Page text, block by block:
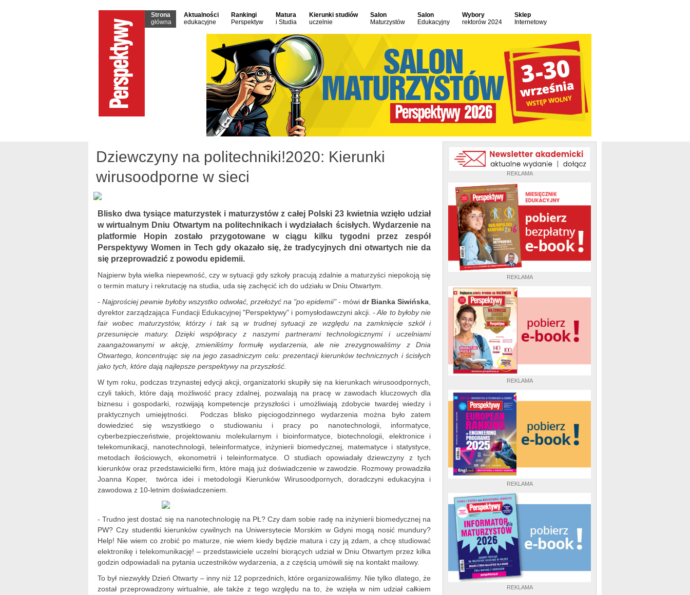
Strona
główna
Aktualności
edukacyjne
Rankingi
Perspektyw
Matura
i Studia
Kierunki studiów
uczelnie
Salon
Maturzystów
Salon
Edukacyjny
Wybory
rektorów 2024
Sklep
Internetowy
REKLAMA
REKLAMA
REKLAMA
REKLAMA
REKLAMA
Dziewczyny na politechniki!2020: Kierunki
wirusoodporne w sieci
Blisko dwa tysiące maturzystek i maturzystów z całej Polski 23 kwietnia wzięło udział
w wirtualnym Dniu Otwartym na politechnikach i wydziałach ścisłych. Wydarzenie na
platformie Hopin zostało przygotowane w ciągu kilku tygodni przez zespół
Perspektywy Women in Tech gdy okazało się, że tradycyjnych dni otwartych nie da
się przeprowadzić z powodu epidemii.
Najpierw była wielka niepewność, czy w sytuacji gdy szkoły pracują zdalnie a maturzyści niepokoją się
o termin matury i rekrutację na studia, uda się zachęcić ich do udziału w Dniu Otwartym.
- Najprościej pewnie byłoby wszystko odwołać, przełożyć na "po epidemii"- mówi dr Bianka Siwińska
dyrektor zarządzająca Fundacji Edukacyjnej "Perspektywy" i pomysłodawczyni akcji. - Ale to byłoby nie
fair wobec maturzystów, którzy i tak są w trudnej sytuacji ze względu na zamknięcie szkół i
przesunięcie matury. Dzięki współpracy z naszymi partnerami technologicznymi i uczelniami
zaangażowanymi w akcję, zmieniliśmy formułę wydarzenia, ale nie zrezygnowaliśmy z Dnia
Otwartego, koncentrując się na jego zasadniczym celu: prezentacji kierunków technicznych i ścisłych
jako tych, które dają najlepsze perspektywy na przyszłość.
W tym roku, podczas trzynastej edycji akcji, organizatorki skupiły się na kierunkach wirusoodpornych,
czyli takich, które dają możliwość pracy zdalnej, pozwalają na pracę w zawodach kluczowych dla
biznesu i gospodarki, rozwijają kompetencje przyszłości i umożliwiają zdobycie twardej wiedzy i
praktycznych umiejętności. Podczas blisko pięciogodzinnego wydarzenia można było zatem
dowiedzieć się wszystkiego o studiowaniu i pracy po nanotechnologii, informatyce,
cyberbezpieczeństwie, projektowaniu molekularnym i bioinformatyce, biotechnologii, elektronice i
telekomunikacji, nanotechnologii, teleinformatyce, inżynierii biomedycznej, matematyce i statystyce,
metodach ilościowych, ekonometrii i teleinformatyce. O studiach opowiadały dziewczyny z tych
kierunków oraz przedstawicielki firm, które mają już doświadczenie w zawodzie. Rozmowy prowadziła
Joanna Koper, twórca idei i metodologii Kierunków Wirusoodpornych, doradczyni edukacyjna i
zawodowa z 10-letnim doświadczeniem.
- Trudno jest dostać się na nanotechnologię na PŁ? Czy dam sobie radę na inżynierii biomedycznej na
PW? Czy studentki kierunków cywilnych na Uniwersytecie Morskim w Gdyni mogą nosić mundury?
Help! Nie wiem co zrobić po maturze, nie wiem kiedy będzie matura i czy ją zdam, a chcę studiować
elektronikę i telekomunikację! – przedstawiciele uczelni biorących udział w Dniu Otwartym przez kilka
godzin odpowiadali na pytania uczestników wydarzenia, a z częścią umówili się na kontakt mailowy.
To był niezwykły Dzień Otwarty – inny niż 12 poprzednich, które organizowaliśmy. Nie tylko dlatego, że
został przeprowadzony wirtualnie, ale także z tego względu na to, że wzięła w nim udział całkiem